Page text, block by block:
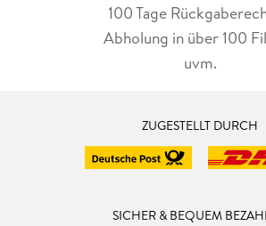
100 Tage
Abholung in über 100
uvm.
ZUGESTELLT DURCH
SICHER & BEQUEM